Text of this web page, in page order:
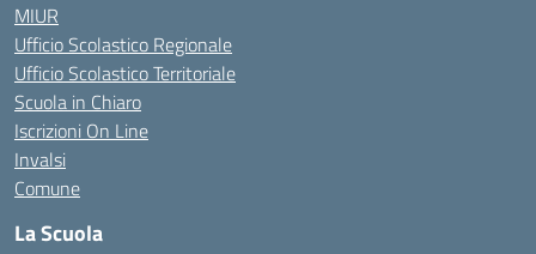
MIUR
Ufficio Scolastico Regionale
Ufficio Scolastico Territoriale
Scuola in Chiaro
Iscrizioni On Line
Invalsi
Comune
La Scuola